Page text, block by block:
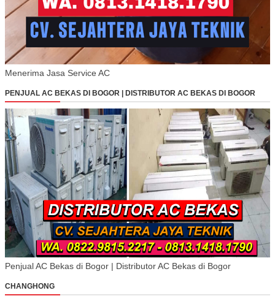
Menerima Jasa Service AC
PENJUAL AC BEKAS DI BOGOR | DISTRIBUTOR AC BEKAS DI BOGOR
Penjual AC Bekas di Bogor | Distributor AC Bekas di Bogor
CHANGHONG